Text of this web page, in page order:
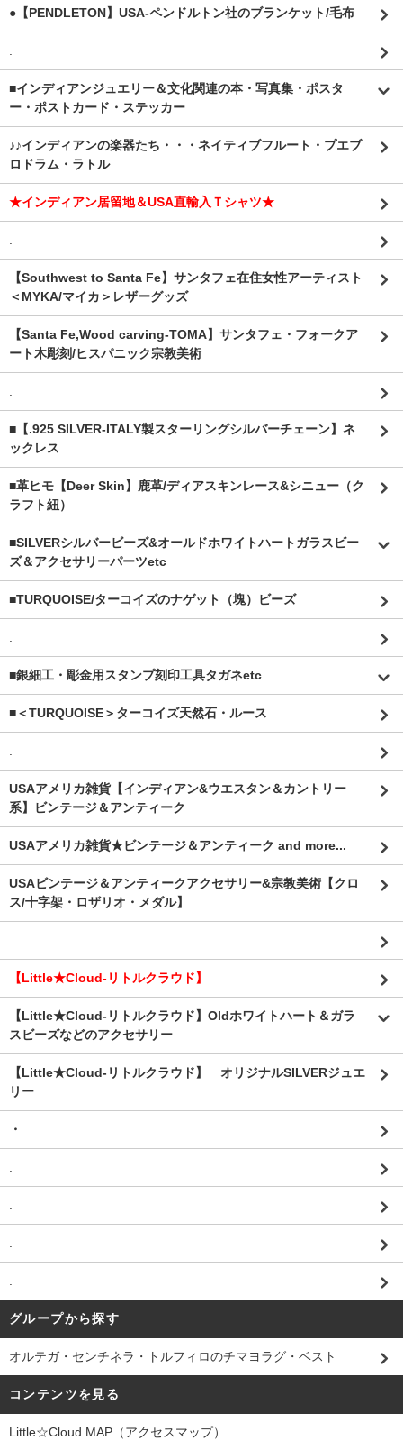
●【PENDLETON】USA-ペンドルトン社のブランケット/毛布
■インディアンジュエリー＆文化関連の本・写真集・ポスタ
ー・ポストカード・ステッカー
♪♪インディアンの楽器たち・・・ネイティブフルート・プエブ
ロドラム・ラトル
★インディアン居留地＆USA直輸入Ｔシャツ★
【Southwest to Santa Fe】サンタフェ在住女性アーティスト
＜MYKA/マイカ＞レザーグッズ
【Santa Fe,Wood carving-TOMA】サンタフェ・フォークア
ート木彫刻/ヒスパニック宗教美術
■【.925 SILVER-ITALY製スターリングシルバーチェーン】ネ
ックレス
■革ヒモ【Deer Skin】鹿革/ディアスキンレース&シニュー（ク
ラフト紐）
■SILVERシルバービーズ&オールドホワイトハートガラスビー
ズ＆アクセサリーパーツetc
■TURQUOISE/ターコイズのナゲット（塊）ビーズ
■銀細工・彫金用スタンプ刻印工具タガネetc
■＜TURQUOISE＞ターコイズ天然石・ルース
USAアメリカ雑貨【インディアン&ウエスタン＆カントリー
系】ビンテージ＆アンティーク
USAアメリカ雑貨★ビンテージ＆アンティーク and more...
USAビンテージ＆アンティークアクセサリー&宗教美術【クロ
ス/十字架・ロザリオ・メダル】
【Little★Cloud-リトルクラウド】
【Little★Cloud-リトルクラウド】Oldホワイトハート＆ガラ
スビーズなどのアクセサリー
【Little★Cloud-リトルクラウド】 オリジナルSILVERジュエ
リー
・
グループから探す
オルテガ・センチネラ・トルフィロのチマヨラグ・ベスト
コンテンツを見る
Little☆Cloud MAP（アクセスマップ）